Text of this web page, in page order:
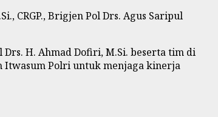
CRGP., Brigjen Pol Drs. Agus Saripul
H. Ahmad Dofiri, M.Si. beserta tim di
Itwasum Polri untuk menjaga kinerja